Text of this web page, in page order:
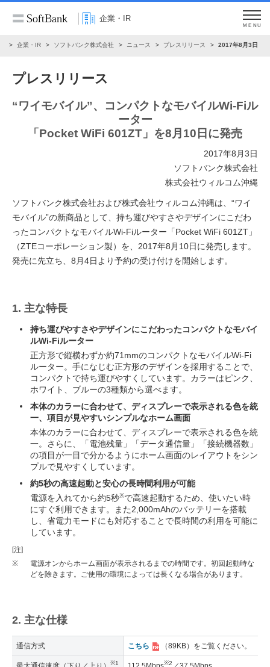
企業・IR
MENU
企業・IR ソフトバンク株式会社 ニュース プレスリリース 2017年8月3日
プレスリリース
“ワイモバイル”、コンパクトなモバイルWi-Fiル
ーター
「Pocket WiFi 601ZT」を8月10日に発売
2017年8月3日
ソフトバンク株式会社
株式会社ウィルコム沖縄
ソフトバンク株式会社および株式会社ウィルコム沖縄は、“ワイ
モバイル”の新商品として、持ち運びやすさやデザインにこだわ
ったコンパクトなモバイルWi-Fiルーター「Pocket WiFi 601ZT」
（ZTEコーポレーション製）を、2017年8月10日に発売します。
発売に先立ち、8月4日より予約の受け付けを開始します。
1. 主な特長
持ち運びやすさやデザインにこだわったコンパクトなモバイ
ルWi-Fiルーター
正方形で縦横わずか約71mmのコンパクトなモバイルWi-Fi
ルーター。手になじむ正方形のデザインを採用することで、
コンパクトで持ち運びやすくしています。カラーはピンク、
ホワイト、ブルーの3種類から選べます。
本体のカラーに合わせて、ディスプレーで表示される色を統
一、項目が見やすいシンプルなホーム画面
本体のカラーに合わせて、ディスプレーで表示される色を統
一。さらに、「電池残量」「データ通信量」「接続機器数」
の項目が一目で分かるようにホーム画面のレイアウトをシン
プルで見やすくしています。
約5秒の高速起動と安心の長時間利用が可能
電源を入れてから約5秒※で高速起動するため、使いたい時
にすぐ利用できます。また2,000mAhのバッテリーを搭載
し、省電力モードにも対応することで長時間の利用を可能に
しています。
[注]
※
電源オンからホーム画面が表示されるまでの時間です。初回起動時な
どを除きます。ご使用の環境によっては長くなる場合があります。
2. 主な仕様
通信方式 こちら （89KB） をご覧ください。
※1 ※2